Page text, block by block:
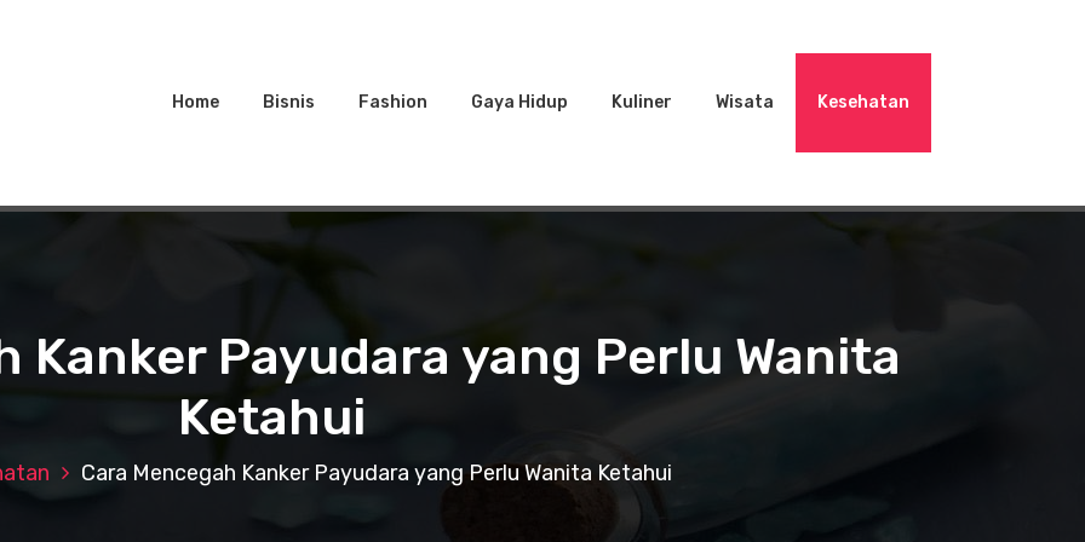
Home Bisnis Fashion Gaya Hidup Kuliner Wisata Kesehatan
Kanker Payudara yang Perlu Wanita
Ketahui
Cara Mencegah Kanker Payudara yang Perlu Wanita Ketahui